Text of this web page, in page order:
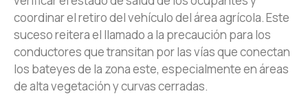
coordinar el retiro del vehículo del área agrícola. Este
suceso reitera el llamado a la precaución para los
conductores que transitan por las vías que conectan
los bateyes de la zona este, especialmente en áreas
de alta vegetación y curvas cerradas.